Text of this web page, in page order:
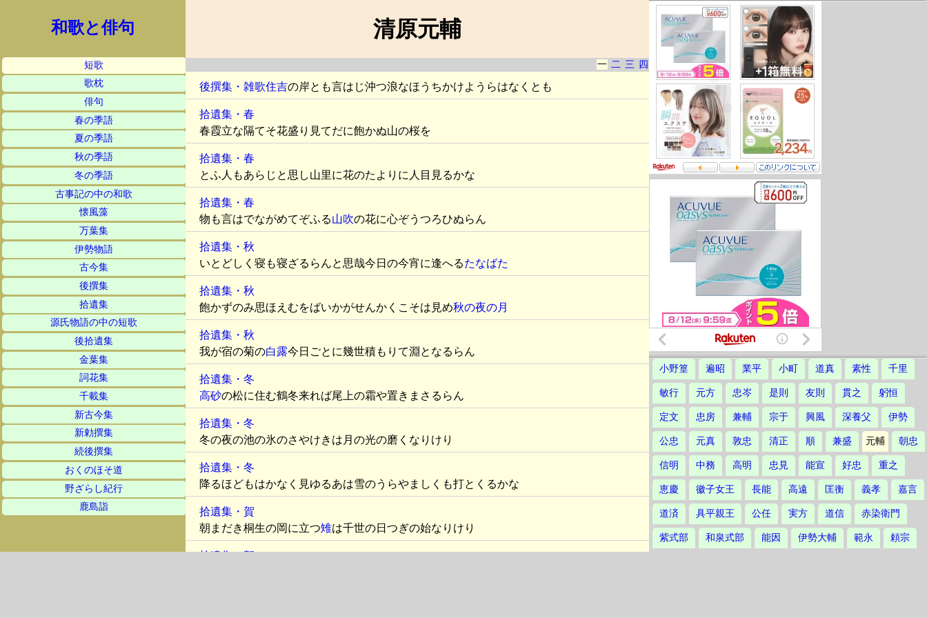
和歌と俳句
短歌
歌枕
俳句
春の季語
夏の季語
秋の季語
冬の季語
古事記の中の和歌
懐風藻
万葉集
伊勢物語
古今集
後撰集
拾遺集
源氏物語の中の短歌
後拾遺集
金葉集
詞花集
千載集
新古今集
新勅撰集
続後撰集
おくのほそ道
野ざらし紀行
鹿島詣
清原元輔
一 二 三 四
後撰集・雑歌住吉の岸とも言はじ沖つ浪なほうちかけようらはなくとも
拾遺集・春
春霞立な隔てそ花盛り見てだに飽かぬ山の桜を
拾遺集・春
とふ人もあらじと思し山里に花のたよりに人目見るかな
拾遺集・春
物も言はでながめてぞふる山吹の花に心ぞうつろひぬらん
拾遺集・秋
いとどしく寝も寝ざるらんと思哉今日の今宵に逢へるたなばた
拾遺集・秋
飽かずのみ思ほえむをばいかがせんかくこそは見め秋の夜の月
拾遺集・秋
我が宿の菊の白露今日ごとに幾世積もりて淵となるらん
拾遺集・冬
高砂の松に住む鶴冬来れば尾上の霜や置きまさるらん
拾遺集・冬
冬の夜の池の氷のさやけきは月の光の磨くなりけり
拾遺集・冬
降るほどもはかなく見ゆるあは雪のうらやましくも打とくるかな
拾遺集・賀
朝まだき桐生の岡に立つ雉は千世の日つぎの始なりけり
拾遺集・賀
小野篁 遍昭 業平 小町 道真 素性 千里
敏行 元方 忠岑 是則 友則 貫之 躬恒
定文 忠房 兼輔 宗于 興風 深養父 伊勢
公忠 元真 敦忠 清正 順 兼盛 元輔 朝忠
信明 中務 高明 忠見 能宣 好忠 重之
恵慶 徽子女王 長能 高遠 匡衡 義孝 嘉言
道済 具平親王 公任 実方 道信 赤染衛門
紫式部 和泉式部 能因 伊勢大輔 範永 頼宗